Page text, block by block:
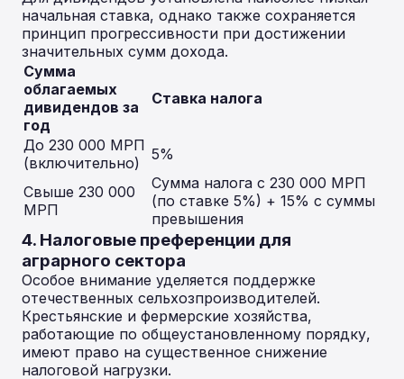
начальная ставка, однако также сохраняется
принцип прогрессивности при достижении
значительных сумм дохода.
Сумма
облагаемых
дивидендов за
год
Ставка налога
До 230 000 МРП
(включительно)
5%
Свыше 230 000
МРП
Сумма налога с 230 000 МРП
(по ставке 5%) + 15% с суммы
превышения
4. Налоговые преференции для
аграрного сектора
Особое внимание уделяется поддержке
отечественных сельхозпроизводителей.
Крестьянские и фермерские хозяйства,
работающие по общеустановленному порядку,
имеют право на существенное снижение
налоговой нагрузки.